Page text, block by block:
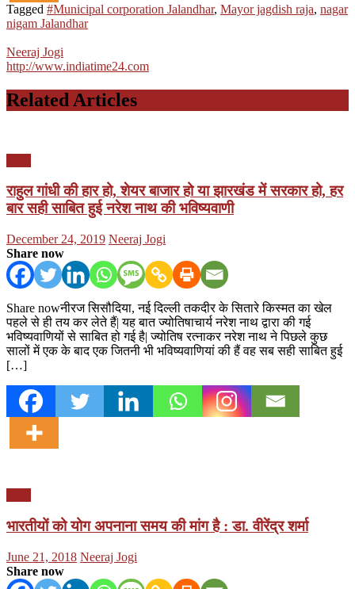
Tagged #Municipal corporation Jalandhar, Mayor jagdish raja, nagar
nigam Jalandhar
Neeraj Jogi
http://www.indiatime24.com
Related Articles
राहुल गांधी की हार हो, शेयर बाजार हो या झारखंड में सरकार हो, हर
बार सही साबित हुई नरेश नाथ की भविष्यवाणी
Posted
on
December 24, 2019 Author
Neeraj Jogi
Share now
Share nowनीरज सिसौदिया, नई दिल्ली तकदीर के सितारे किस्मत का खेल
पहले से ही तय कर लेते हैं| यह बात ज्योतिषाचार्य नरेश नाथ द्वारा की गई
भविष्यवाणियों से साबित हो गई है| ज्योतिष रत्नाकर नरेश नाथ ने पिछले कुछ
सालों में एक के बाद एक जितनी भी भविष्यवाणियां की हैं वह सब सही साबित हुई
[…]
भारतीयों को योग अपनाना समय की मांग है : डा. वीरेंद्र शर्मा
Posted
on
June 21, 2018 Author
Neeraj Jogi
Share now